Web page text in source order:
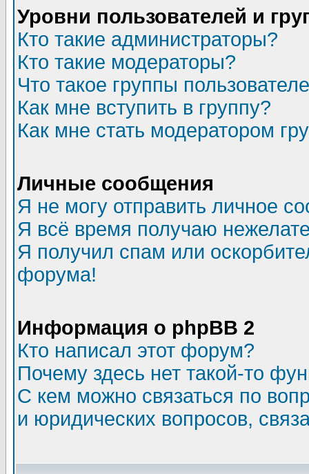
Уровни пользователей и
Кто такие администраторы?
Кто такие модераторы?
Что такое группы
Как мне вступить в группу?
Как мне стать модератором
Личные сообщения
Я не могу отправить личное
Я всё время получаю
Я получил спам или
форума!
Информация о phpBB 2
Кто написал этот форум?
Почему здесь нет такой-то
С кем можно связаться по
и юридических вопросов,